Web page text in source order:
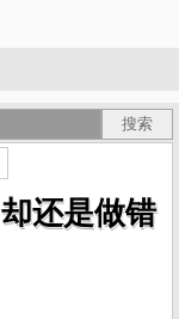
还是做错